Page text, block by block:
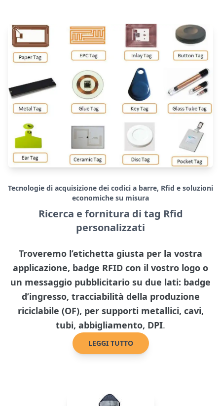
Tecnologie di acquisizione dei codici a barre, Rfid e soluzioni
economiche su misura
Ricerca e fornitura di tag Rfid
personalizzati
Troveremo l’etichetta giusta per la vostra
applicazione, badge RFID con il vostro logo o
un messaggio pubblicitario su due lati: badge
d’ingresso, tracciabilità della produzione
riciclabile (OF), per supporti metallici, cavi,
tubi, abbigliamento, DPI.
LEGGI TUTTO